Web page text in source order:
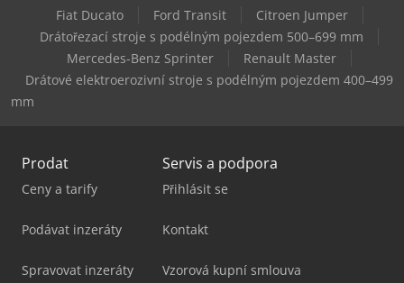
Haas Vf-9/50
Haas Vm-6
Fiat Ducato Ford Transit
Citroen Jumper
Drátořezací stroje s podélným pojezdem 500–699 mm
Mercedes-Benz Sprinter
Renault Master
Drátové elektroerozivní stroje s podélným pojezdem 400–499
mm
Prodat
Ceny a tarify
Podávat inzeráty
Spravovat inzeráty
Servis a podpora
Přihlásit se
Kontakt
Vzorová kupní smlouva